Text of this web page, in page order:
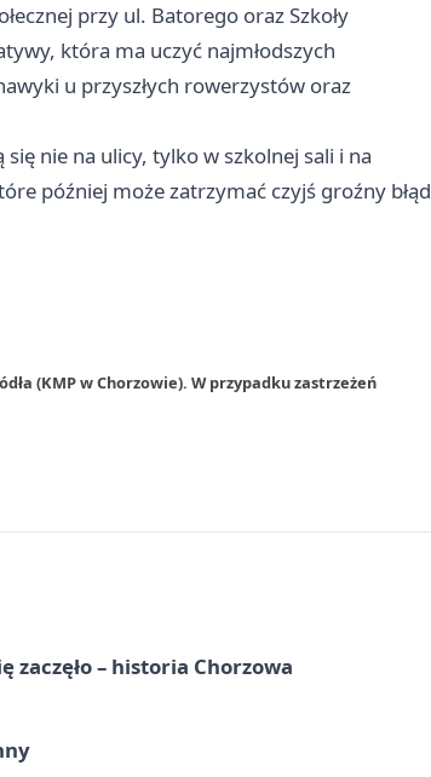
przy ul. Batorego oraz Szkoły
która ma uczyć najmłodszych
u przyszłych rowerzystów oraz
nie na ulicy, tylko w szkolnej sali i na
później może zatrzymać czyjś groźny błąd
(KMP w Chorzowie). W przypadku zastrzeżeń
zaczęło – historia Chorzowa